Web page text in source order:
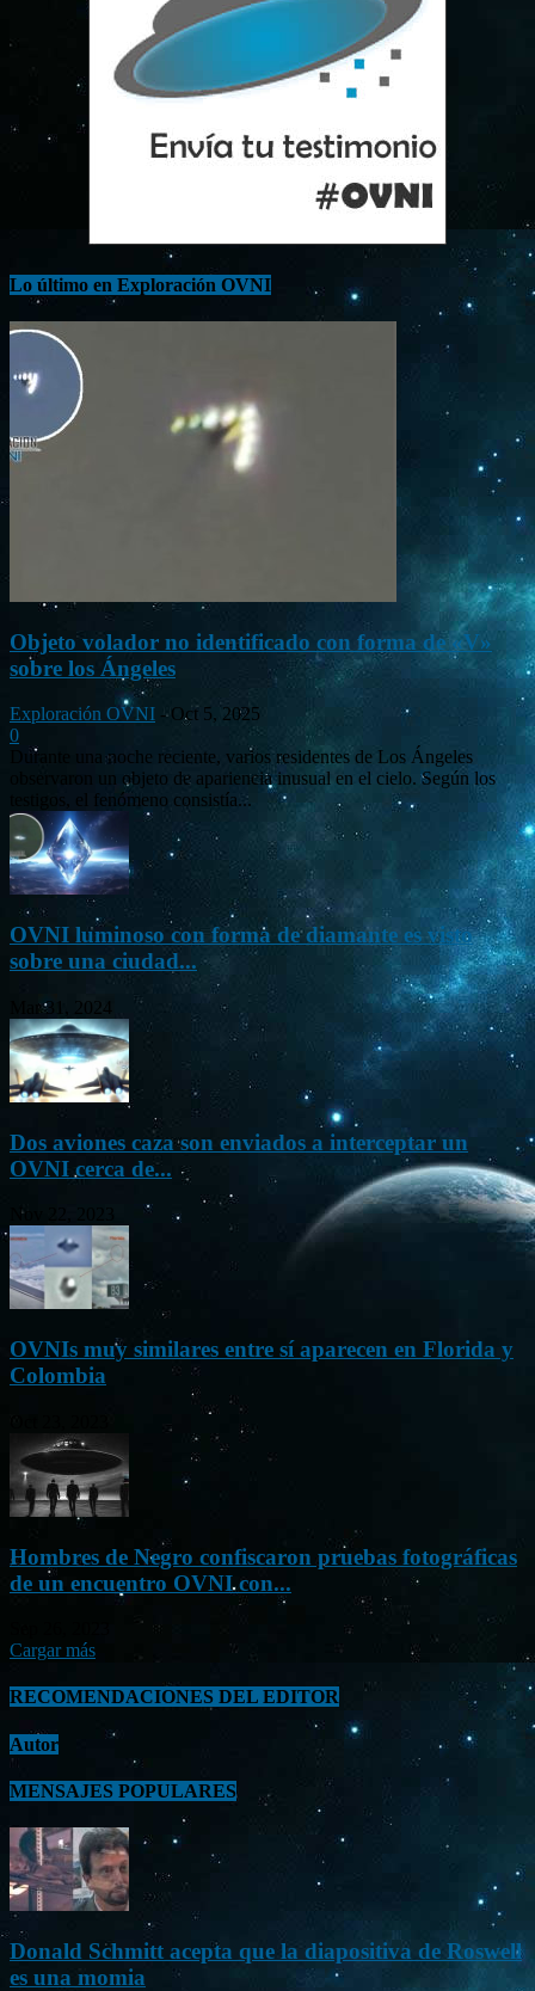
Lo último en Exploración OVNI
Objeto volador no identificado con forma de «V»
sobre los Ángeles
Exploración OVNI - Oct 5, 2025
0
Durante una noche reciente, varios residentes de Los Ángeles
observaron un objeto de apariencia inusual en el cielo. Según los
testigos, el fenómeno consistía...
OVNI luminoso con forma de diamante es visto
sobre una ciudad...
Mar 31, 2024
Dos aviones caza son enviados a interceptar un
OVNI cerca de...
Nov 22, 2023
OVNIs muy similares entre sí aparecen en Florida y
Colombia
Hombres de Negro confiscaron pruebas fotográficas
de un encuentro OVNI con...
Cargar más
RECOMENDACIONES DEL EDITOR
Autor
MENSAJES POPULARES
Donald Schmitt acepta que la diapositiva de Roswell
es una momia